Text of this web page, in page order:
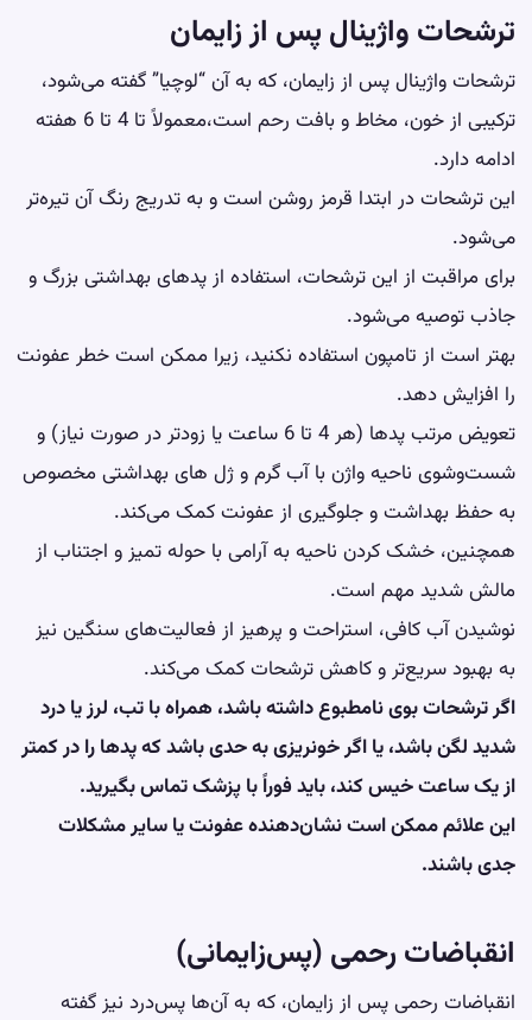
ترشحات واژینال پس از زایمان
ترشحات واژینال پس از زایمان، که به آن “لوچیا” گفته می‌شود،
ترکیبی از خون، مخاط و بافت رحم است،معمولاً تا 4 تا 6 هفته
ادامه دارد.
این ترشحات در ابتدا قرمز روشن است و به تدریج رنگ آن تیره‌تر
می‌شود.
برای مراقبت از این ترشحات، استفاده از پدهای بهداشتی بزرگ و
جاذب توصیه می‌شود.
بهتر است از تامپون استفاده نکنید، زیرا ممکن است خطر عفونت
را افزایش دهد.
تعویض مرتب پدها (هر 4 تا 6 ساعت یا زودتر در صورت نیاز) و
شست‌وشوی ناحیه واژن با آب گرم و ژل های بهداشتی مخصوص
به حفظ بهداشت و جلوگیری از عفونت کمک می‌کند.
همچنین، خشک کردن ناحیه به آرامی با حوله تمیز و اجتناب از
مالش شدید مهم است.
نوشیدن آب کافی، استراحت و پرهیز از فعالیت‌های سنگین نیز
به بهبود سریع‌تر و کاهش ترشحات کمک می‌کند.
اگر ترشحات بوی نامطبوع داشته باشد، همراه با تب، لرز یا درد
شدید لگن باشد، یا اگر خونریزی به حدی باشد که پدها را در کمتر
از یک ساعت خیس کند، باید فوراً با پزشک تماس بگیرید.
این علائم ممکن است نشان‌دهنده عفونت یا سایر مشکلات
جدی باشند.
انقباضات رحمی (پس‌زایمانی)
انقباضات رحمی پس از زایمان، که به آن‌ها پس‌درد نیز گفته